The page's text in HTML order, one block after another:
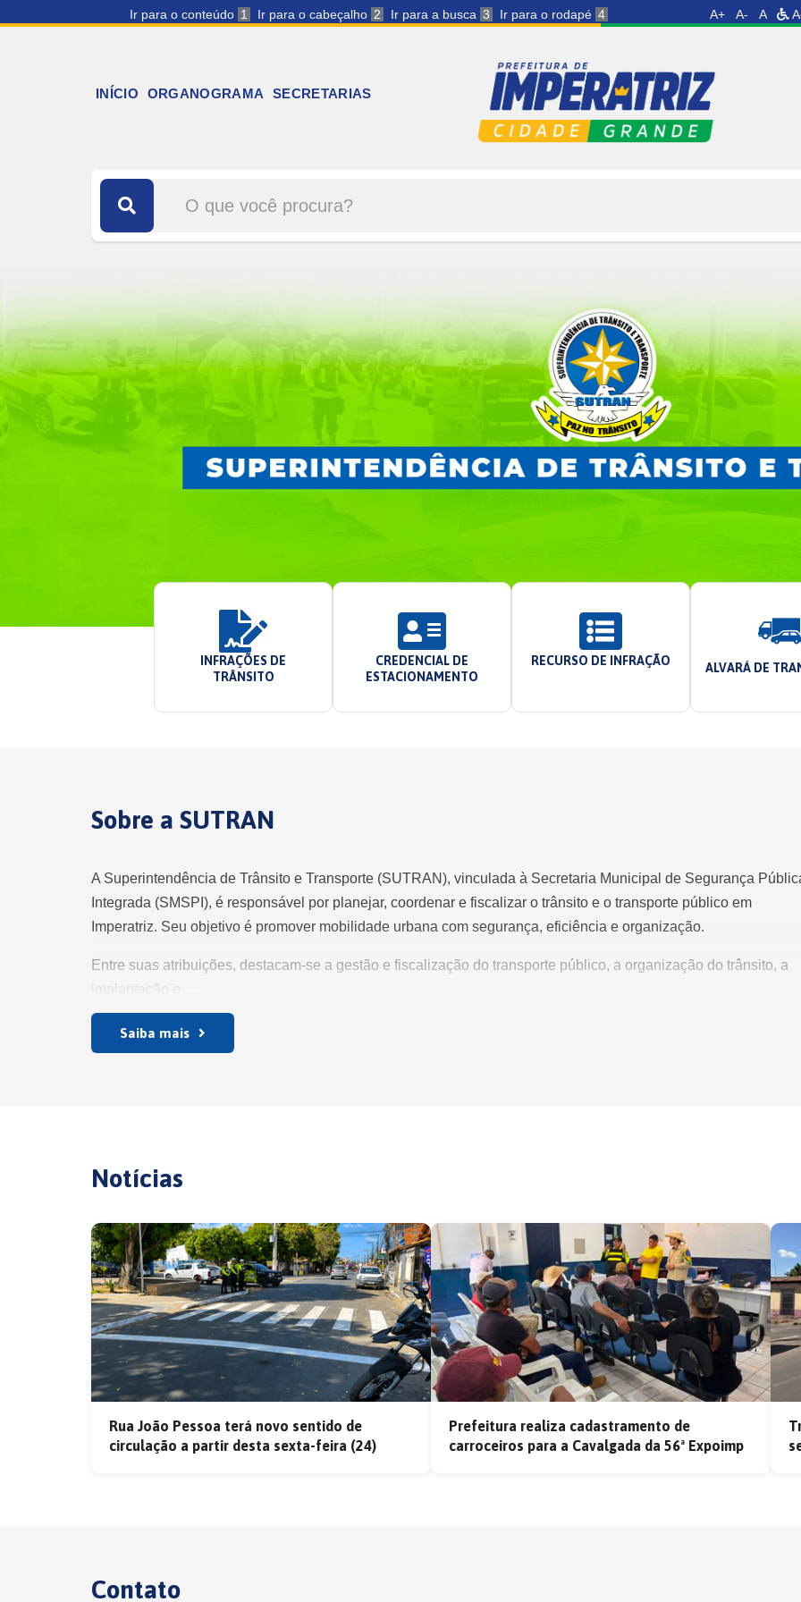
Ir para o conteúdo 1 Ir para o cabeçalho 2 Ir para a busca 3 Ir para o rodapé 4 A+ A- A
INÍCIO ORGANOGRAMA SECRETARIAS
INFRAÇÕES DE
TRÂNSITO
CREDENCIAL DE
ESTACIONAMENTO
RECURSO DE INFRAÇÃO ALVARÁ DE
Sobre a SUTRAN
A Superintendência de Trânsito e Transporte (SUTRAN), vinculada à Secretaria Municipal de Segurança
Integrada (SMSPI), é responsável por planejar, coordenar e fiscalizar o trânsito e o transporte público em
Imperatriz. Seu objetivo é promover mobilidade urbana com segurança, eficiência e organização.
Entre suas atribuições, destacam-se a gestão e fiscalização do transporte público, a organização do trânsito, a
implantação e …
Saiba mais
Notícias
Rua João Pessoa terá novo sentido de
circulação a partir desta sexta-feira (24)
Prefeitura realiza cadastramento de
carroceiros para a Cavalgada da 56ª Expoimp
Contato